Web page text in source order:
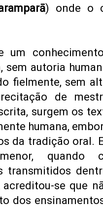
) onde o
um
sem autoria
fielmente, sem
de
surgem os
humana,
da tradição oral.
quando
transmitidos
se que
dos